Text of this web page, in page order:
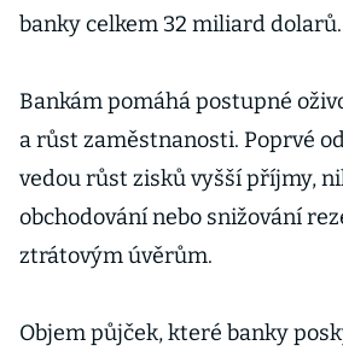
banky celkem 32 miliard dolarů.
Bankám pomáhá postupné
a růst zaměstnanosti. Poprvé
vedou růst zisků vyšší příjmy,
obchodování nebo snižování
ztrátovým úvěrům.
Objem půjček, které banky